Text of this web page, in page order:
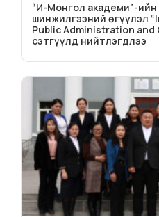
“И-Монгол академи”-
шинжилгээний өгүүлэл
Public Administration and
сэтгүүлд нийтлэгдлээ